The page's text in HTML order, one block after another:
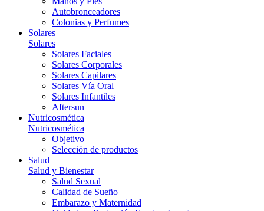
Autobronceadores
Colonias y Perfumes
Solares
Solares
Solares Faciales
Solares Corporales
Solares Capilares
Solares Vía Oral
Solares Infantiles
Aftersun
Nutricosmética
Nutricosmética
Objetivo
Selección de productos
Salud
Salud y Bienestar
Salud Sexual
Calidad de Sueño
Embarazo y Maternidad